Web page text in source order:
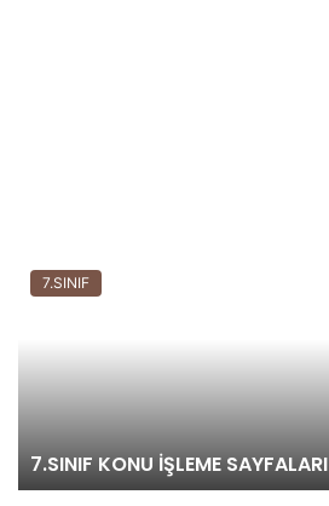
7.SINIF
7.SINIF KONU İŞLEME SAYFALARI